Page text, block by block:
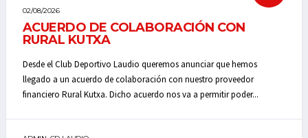
02/08/2026
ACUERDO DE COLABORACIÓN CON
RURAL KUTXA
Desde el Club Deportivo Laudio queremos anunciar que hemos
llegado a un acuerdo de colaboración con nuestro proveedor
financiero Rural Kutxa. Dicho acuerdo nos va a permitir poder...